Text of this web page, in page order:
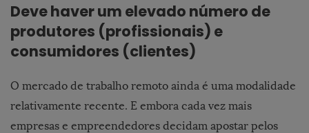
Deve haver um elevado número de
produtores (profissionais) e
consumidores (clientes)
O mercado de trabalho remoto ainda é uma modalidade
relativamente recente. E embora cada vez mais
empresas e empreendedores decidam apostar pelos